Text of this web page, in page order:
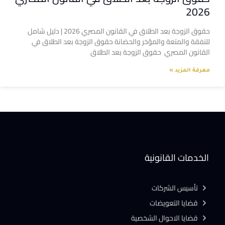
2026
حقوق الزوجة بعد الطلاق في القانون المصري 2026 | دليل شامل
للنفقة والمتعة والمؤخر والحضانة حقوق الزوجة بعد الطلاق في
القانون المصري حقوق الزوجة بعد الطلاق
معرفة المزيد »
الخدمات القانونية
تأسيس الشركات
قضايا التعويضات
قضايا الاحوال الشخصية